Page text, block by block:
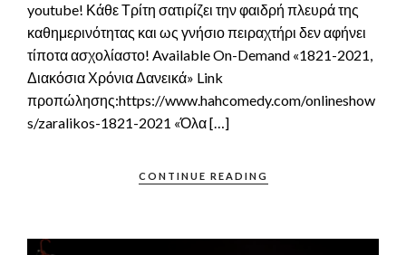
youtube! Κάθε Τρίτη σατιρίζει την φαιδρή πλευρά της
καθημερινότητας και ως γνήσιο πειραχτήρι δεν αφήνει
τίποτα ασχολίαστο! Available On-Demand «1821-2021,
Διακόσια Χρόνια Δανεικά» Link
προπώλησης:https://www.hahcomedy.com/onlineshow
s/zaralikos-1821-2021 «Όλα […]
CONTINUE READING